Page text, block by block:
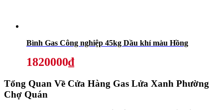
Bình Gas Công nghiệp 45kg Dầu khí màu Hồng
1820000₫
Tổng Quan Về Cửa Hàng Gas Lửa Xanh Phường
Chợ Quán